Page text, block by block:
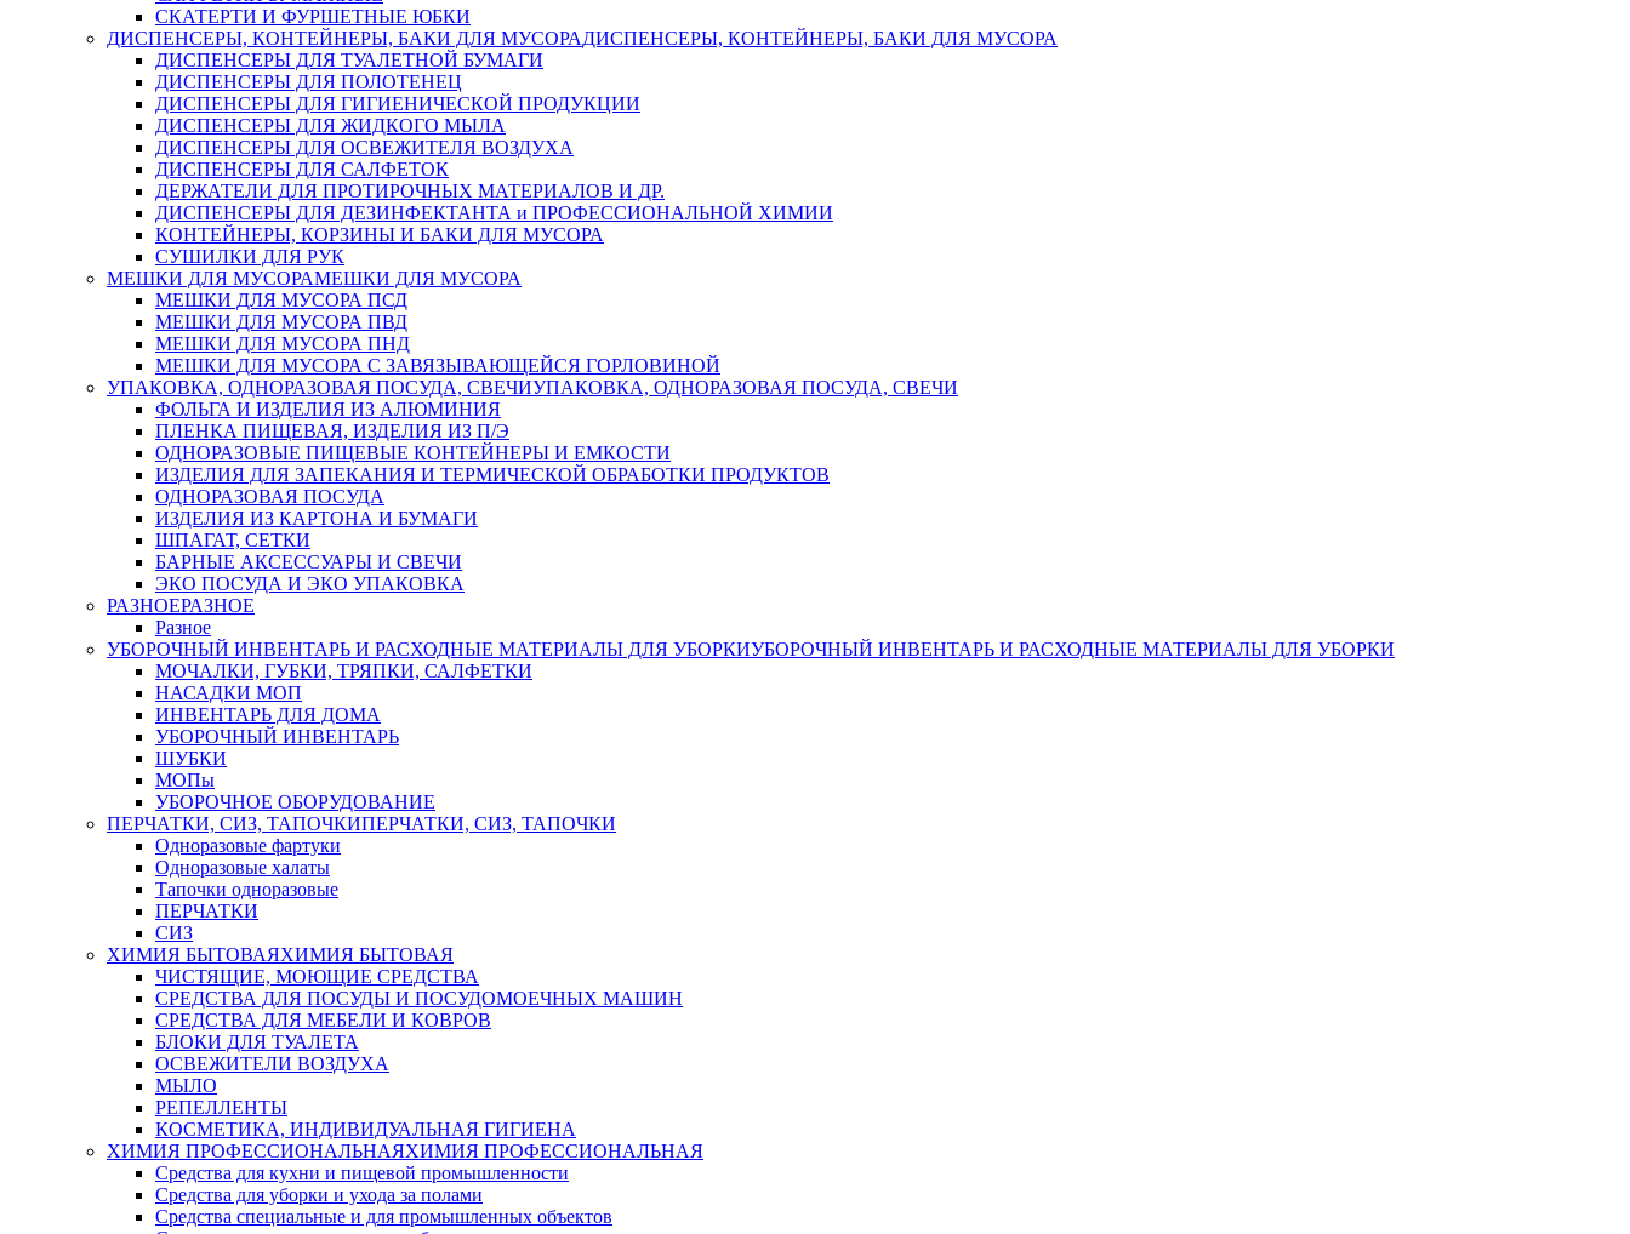
СКАТЕРТИ И ФУРШЕТНЫЕ ЮБКИ
ДИСПЕНСЕРЫ, КОНТЕЙНЕРЫ, БАКИ ДЛЯ МУСОРАДИСПЕНСЕРЫ, КОНТЕЙНЕРЫ, БАКИ ДЛЯ МУСОРА
ДИСПЕНСЕРЫ ДЛЯ ТУАЛЕТНОЙ БУМАГИ
ДИСПЕНСЕРЫ ДЛЯ ПОЛОТЕНЕЦ
ДИСПЕНСЕРЫ ДЛЯ ГИГИЕНИЧЕСКОЙ ПРОДУКЦИИ
ДИСПЕНСЕРЫ ДЛЯ ЖИДКОГО МЫЛА
ДИСПЕНСЕРЫ ДЛЯ ОСВЕЖИТЕЛЯ ВОЗДУХА
ДИСПЕНСЕРЫ ДЛЯ САЛФЕТОК
ДЕРЖАТЕЛИ ДЛЯ ПРОТИРОЧНЫХ МАТЕРИАЛОВ И ДР.
ДИСПЕНСЕРЫ ДЛЯ ДЕЗИНФЕКТАНТА и ПРОФЕССИОНАЛЬНОЙ ХИМИИ
КОНТЕЙНЕРЫ, КОРЗИНЫ И БАКИ ДЛЯ МУСОРА
СУШИЛКИ ДЛЯ РУК
МЕШКИ ДЛЯ МУСОРАМЕШКИ ДЛЯ МУСОРА
МЕШКИ ДЛЯ МУСОРА ПСД
МЕШКИ ДЛЯ МУСОРА ПВД
МЕШКИ ДЛЯ МУСОРА ПНД
МЕШКИ ДЛЯ МУСОРА С ЗАВЯЗЫВАЮЩЕЙСЯ ГОРЛОВИНОЙ
УПАКОВКА, ОДНОРАЗОВАЯ ПОСУДА, СВЕЧИУПАКОВКА, ОДНОРАЗОВАЯ ПОСУДА, СВЕЧИ
ФОЛЬГА И ИЗДЕЛИЯ ИЗ АЛЮМИНИЯ
ПЛЕНКА ПИЩЕВАЯ, ИЗДЕЛИЯ ИЗ П/Э
ОДНОРАЗОВЫЕ ПИЩЕВЫЕ КОНТЕЙНЕРЫ И ЕМКОСТИ
ИЗДЕЛИЯ ДЛЯ ЗАПЕКАНИЯ И ТЕРМИЧЕСКОЙ ОБРАБОТКИ ПРОДУКТОВ
ОДНОРАЗОВАЯ ПОСУДА
ИЗДЕЛИЯ ИЗ КАРТОНА И БУМАГИ
ШПАГАТ, СЕТКИ
БАРНЫЕ АКСЕССУАРЫ И СВЕЧИ
ЭКО ПОСУДА И ЭКО УПАКОВКА
РАЗНОЕРАЗНОЕ
Разное
УБОРОЧНЫЙ ИНВЕНТАРЬ И РАСХОДНЫЕ МАТЕРИАЛЫ ДЛЯ УБОРКИУБОРОЧНЫЙ ИНВЕНТАРЬ И РАСХОДНЫЕ МАТЕРИАЛЫ ДЛЯ УБОРКИ
МОЧАЛКИ, ГУБКИ, ТРЯПКИ, САЛФЕТКИ
НАСАДКИ МОП
ИНВЕНТАРЬ ДЛЯ ДОМА
УБОРОЧНЫЙ ИНВЕНТАРЬ
ШУБКИ
МОПы
УБОРОЧНОЕ ОБОРУДОВАНИЕ
ПЕРЧАТКИ, СИЗ, ТАПОЧКИПЕРЧАТКИ, СИЗ, ТАПОЧКИ
Одноразовые фартуки
Одноразовые халаты
Тапочки одноразовые
ПЕРЧАТКИ
СИЗ
ХИМИЯ БЫТОВАЯХИМИЯ БЫТОВАЯ
ЧИСТЯЩИЕ, МОЮЩИЕ СРЕДСТВА
СРЕДСТВА ДЛЯ ПОСУДЫ И ПОСУДОМОЕЧНЫХ МАШИН
СРЕДСТВА ДЛЯ МЕБЕЛИ И КОВРОВ
БЛОКИ ДЛЯ ТУАЛЕТА
ОСВЕЖИТЕЛИ ВОЗДУХА
МЫЛО
РЕПЕЛЛЕНТЫ
КОСМЕТИКА, ИНДИВИДУАЛЬНАЯ ГИГИЕНА
ХИМИЯ ПРОФЕССИОНАЛЬНАЯХИМИЯ ПРОФЕССИОНАЛЬНАЯ
Средства для кухни и пищевой промышленности
Средства для уборки и ухода за полами
Средства специальные и для промышленных объектов